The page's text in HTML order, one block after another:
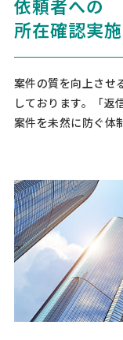
依頼者への
所在確認実
案件の質を向上させ
しております。「返
案件を未然に防ぐ体
[御社の業種] サービ
が増えてきたことから
人気
り依頼
[相談内容] 労務のアウ
業務効率化を図るた
お願いしたいと考え
のサービス開始を希
人気
社会保
相